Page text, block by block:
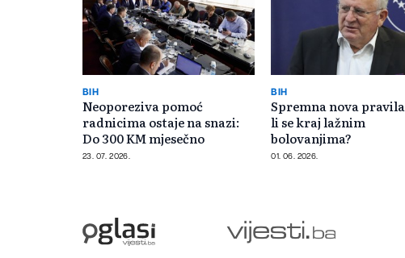
BIH
Neoporeziva pomoć
radnicima ostaje na snazi:
Do 300 KM mjesečno
23. 07. 2026.
BIH
Spremna nova
li se kraj lažnim
bolovanjima?
01. 06. 2026.